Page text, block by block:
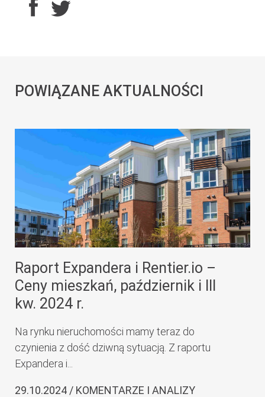
POWIĄZANE AKTUALNOŚCI
Raport Expandera i Rentier.io –
Ceny mieszkań, październik i III
kw. 2024 r.
Na rynku nieruchomości mamy teraz do
czynienia z dość dziwną sytuacją. Z raportu
Expandera i...
29.10.2024 / KOMENTARZE I ANALIZY